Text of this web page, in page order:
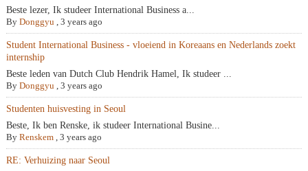
Beste lezer, Ik studeer International Business a...
By Donggyu , 3 years ago
Student International Business - vloeiend in Koreaans en Nederlands zoekt
internship
Beste leden van Dutch Club Hendrik Hamel, Ik studeer ...
By Donggyu , 3 years ago
Studenten huisvesting in Seoul
Beste, Ik ben Renske, ik studeer International Busine...
By Renskem , 3 years ago
RE: Verhuizing naar Seoul